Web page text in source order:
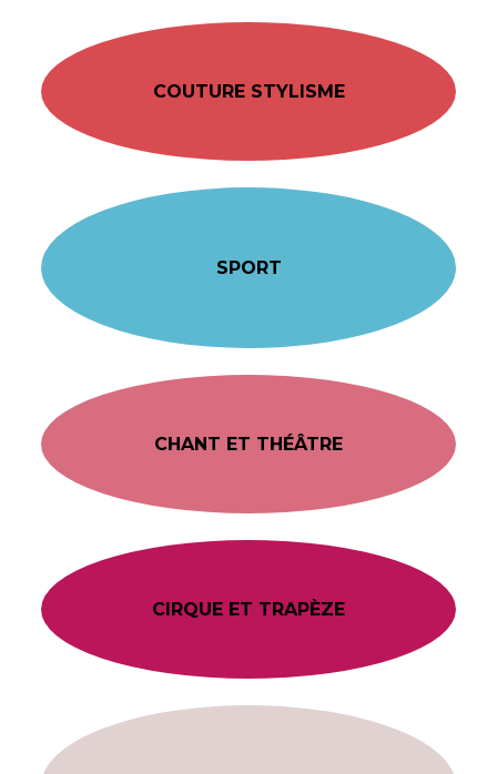
COUTURE STYLISME
SPORT
CHANT ET THÉÂTRE
CIRQUE ET TRAPÈZE